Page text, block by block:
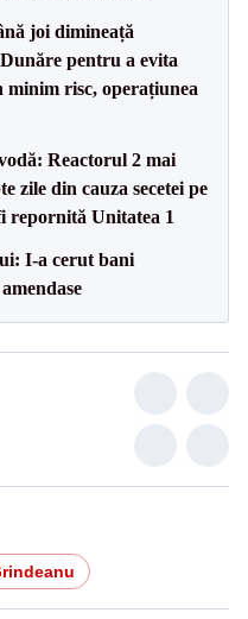
joi dimineață
pentru a evita
minim risc, operațiunea
Reactorul 2 mai
zile din cauza secetei pe
repornită Unitatea 1
I-a cerut bani